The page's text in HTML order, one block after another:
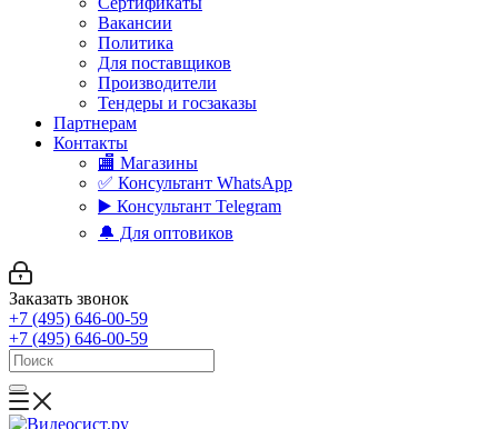
Вакансии
Политика
Для поставщиков
Производители
Тендеры и госзаказы
Партнерам
Контакты
🏬 Магазины
✅️ Консультант WhatsApp
▶️ Консультант Telegram
🔔 Для оптовиков
Заказать звонок
+7 (495) 646-00-59
+7 (495) 646-00-59